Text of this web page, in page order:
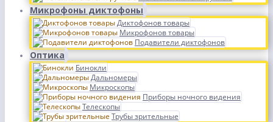
Микрофоны диктофоны
Диктофонов товары
Микрофонов товары
Подавители диктофонов
Оптика
Бинокли
Дальномеры
Микроскопы
Приборы ночного видения
Телескопы
Трубы зрительные